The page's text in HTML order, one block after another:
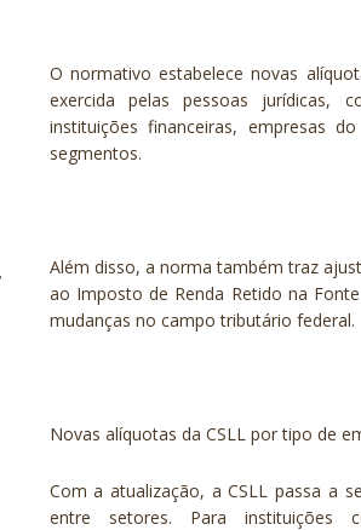
O normativo estabelece novas
exercida pelas pessoas jurídicas,
instituições financeiras, empresas
segmentos.
Além disso, a norma também traz
ao Imposto de Renda Retido na
mudanças no campo tributário federal.
Novas alíquotas da CSLL por tipo de
Com a atualização, a CSLL passa a
entre setores. Para instituições